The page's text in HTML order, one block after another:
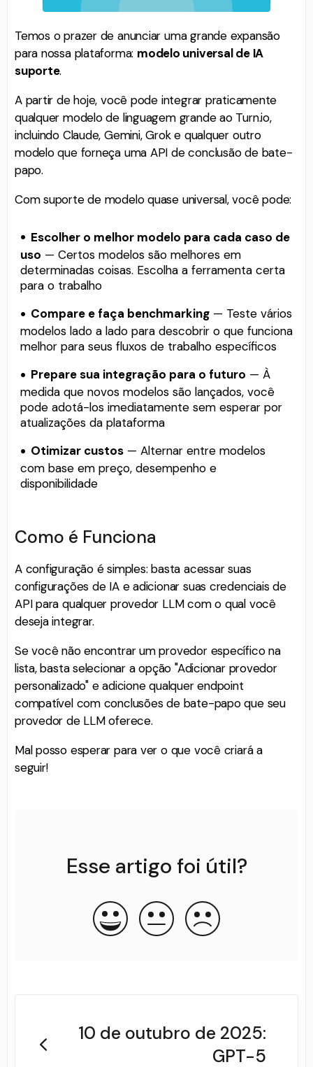
Temos o prazer de anunciar uma grande expansão
para nossa plataforma: modelo universal de IA
suporte.
A partir de hoje, você pode integrar praticamente
qualquer modelo de linguagem grande ao Turn.io,
incluindo Claude, Gemini, Grok e qualquer outro
modelo que forneça uma API de conclusão de bate-
papo.
Com suporte de modelo quase universal, você pode:
Escolher o melhor modelo para cada caso de
uso — Certos modelos são melhores em
determinadas coisas. Escolha a ferramenta certa
para o trabalho
Compare e faça benchmarking — Teste vários
modelos lado a lado para descobrir o que funciona
melhor para seus fluxos de trabalho específicos
Prepare sua integração para o futuro — À
medida que novos modelos são lançados, você
pode adotá-los imediatamente sem esperar por
atualizações da plataforma
Otimizar custos — Alternar entre modelos
com base em preço, desempenho e
disponibilidade
Como é Funciona
A configuração é simples: basta acessar suas
configurações de IA e adicionar suas credenciais de
API para qualquer provedor LLM com o qual você
deseja integrar.
Se você não encontrar um provedor específico na
lista, basta selecionar a opção "Adicionar provedor
personalizado" e adicione qualquer endpoint
compatível com conclusões de bate-papo que seu
provedor de LLM oferece.
Mal posso esperar para ver o que você criará a
seguir!
Esse artigo foi útil?
10 de outubro de 2025:
GPT-5